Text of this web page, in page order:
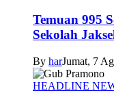
Temuan 995
Sekolah
By harJumat, 7
HEADLINE